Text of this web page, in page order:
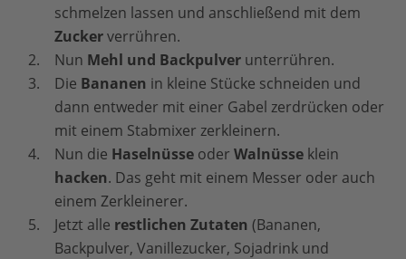
schmelzen lassen und anschließend mit dem
Zuckerverrühren.
Nun Mehl und Backpulver unterrühren.
Die Bananen in kleine Stücke schneiden und
dann entweder mit einer Gabel zerdrücken oder
mit einem Stabmixer zerkleinern.
Nun die Haselnüsse oder Walnüsse klein
hacken. Das geht mit einem Messer oder auch
einem Zerkleinerer.
Jetzt alle restlichen Zutaten (Bananen,
Backpulver, Vanillezucker, Sojadrink und